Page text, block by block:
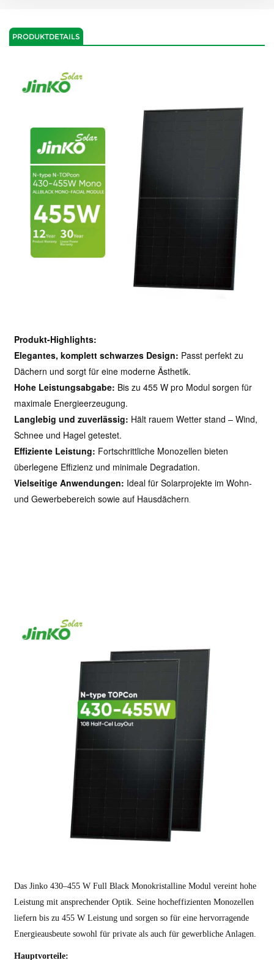
PRODUKTDETAILS
Produkt-Highlights:
Elegantes, komplett schwarzes Design: Passt perfekt zu
Dächern und sorgt für eine moderne Ästhetik.
Hohe Leistungsabgabe: Bis zu 455 W pro Modul sorgen für
maximale Energieerzeugung.
Langlebig und zuverlässig: Hält rauem Wetter stand – Wind,
Schnee und Hagel getestet.
Effiziente Leistung: Fortschrittliche Monozellen bieten
überlegene Effizienz und minimale Degradation.
Vielseitige Anwendungen: Ideal für Solarprojekte im Wohn-
und Gewerbebereich sowie auf Hausdächern
Das Jinko 430–455 W Full Black Monokristalline Modul vereint hohe
Leistung mit ansprechender Optik. Seine hocheffizienten Monozellen
liefern bis zu 455 W Leistung und sorgen so für eine hervorragende
Energieausbeute sowohl für private als auch für gewerbliche Anlagen.
Hauptvorteile: